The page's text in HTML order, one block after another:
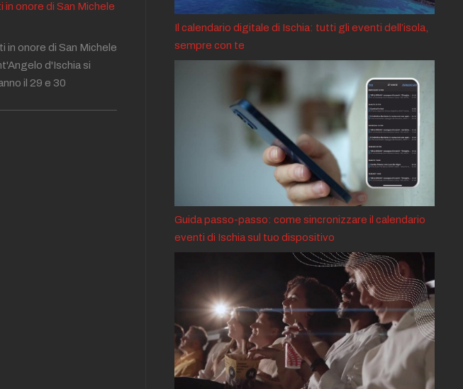
onore di San Michele
in onore di San Michele
d'Ischia si
il 29 e 30
Il calendario digitale di Ischia: tutti gli eventi dell’isola,
sempre con te
Guida passo-passo: come sincronizzare il calendario
eventi di Ischia sul tuo dispositivo